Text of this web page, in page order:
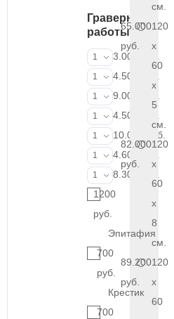
Граверные
работы
ФИО и даты
1
3.000 руб.
ФИО и даты
1
4.500 руб.
ФИО и даты
1
9.000 руб.
Портрет
1
4.500 руб.
Портрет
1
10.000 руб.
Фотокерамика
1
4.600 руб.
Фото на
1
8.300 руб.
1200
руб.
Эпитафия
700
руб.
Крестик
700
см.
65.000
руб.
120
x
60
x
5
см.
82.000
руб.
120
x
60
x
8
см.
89.200
руб.
120
x
60